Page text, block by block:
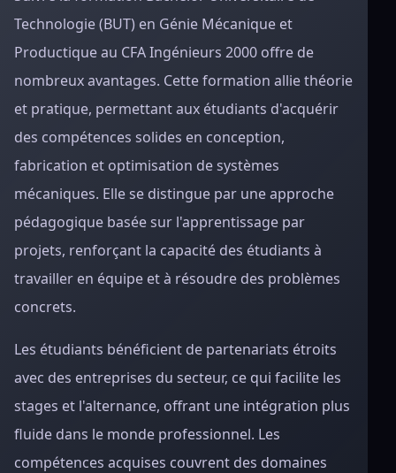
Technologie (BUT) en Génie Mécanique et
Productique au CFA Ingénieurs 2000 offre de
nombreux avantages. Cette formation allie théorie
et pratique, permettant aux étudiants d'acquérir
des compétences solides en conception,
fabrication et optimisation de systèmes
mécaniques. Elle se distingue par une approche
pédagogique basée sur l'apprentissage par
projets, renforçant la capacité des étudiants à
travailler en équipe et à résoudre des problèmes
concrets.
Les étudiants bénéficient de partenariats étroits
avec des entreprises du secteur, ce qui facilite les
stages et l'alternance, offrant une intégration plus
fluide dans le monde professionnel. Les
compétences acquises couvrent des domaines